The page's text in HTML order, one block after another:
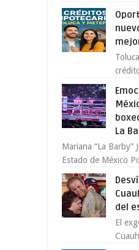
La
Mariana “La Barby”
Estado de México
Supergallo La
del
El